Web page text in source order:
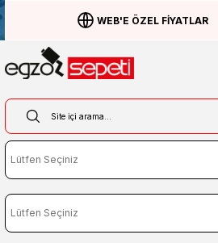
WEB'E ÖZEL FİYATLAR